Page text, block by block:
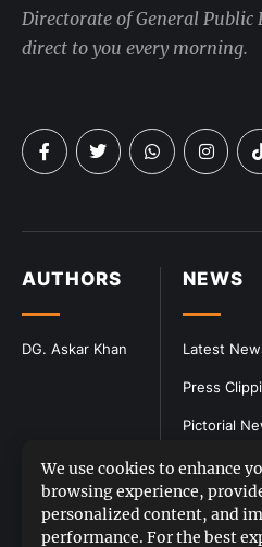
NEWS
Latest
Press
Pictorial
AUTHORS
DG. Askar Khan
Directorate of General Public
direct to you every morning.
We use cookies to enhance
browsing experience,
personalized content, and
performance. For the best